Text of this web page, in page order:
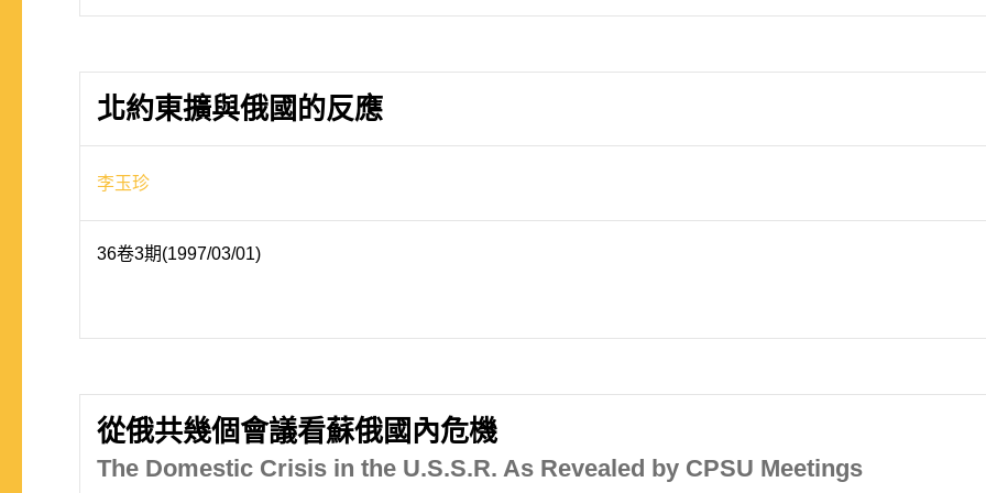
北約東擴與俄國的反應
李玉珍
36卷3期(1997/03/01)
從俄共幾個會議看蘇俄國內危機
The Domestic Crisis in the U.S.S.R. As Revealed by CPSU Meetings